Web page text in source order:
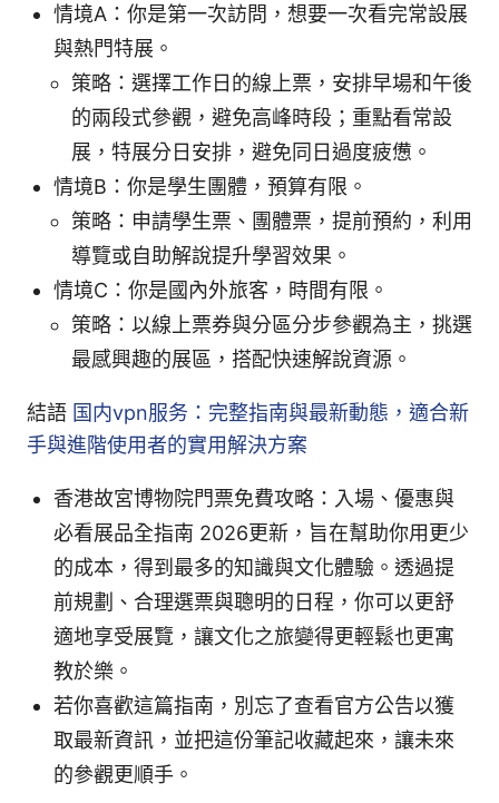
情境A：你是第一次訪問，想要一次看完常設展
與熱門特展。
策略：選擇工作日的線上票，安排早場和午後
的兩段式參觀，避免高峰時段；重點看常設
展，特展分日安排，避免同日過度疲憊。
情境B：你是學生團體，預算有限。
策略：申請學生票、團體票，提前預約，利用
導覽或自助解說提升學習效果。
情境C：你是國內外旅客，時間有限。
策略：以線上票券與分區分步參觀為主，挑選
最感興趣的展區，搭配快速解說資源。
結語 国内vpn服务：完整指南與最新動態，適合新
手與進階使用者的實用解決方案
香港故宮博物院門票免費攻略：入場、優惠與
必看展品全指南 2026更新，旨在幫助你用更少
的成本，得到最多的知識與文化體驗。透過提
前規劃、合理選票與聰明的日程，你可以更舒
適地享受展覽，讓文化之旅變得更輕鬆也更寓
教於樂。
若你喜歡這篇指南，別忘了查看官方公告以獲
取最新資訊，並把這份筆記收藏起來，讓未來
的參觀更順手。